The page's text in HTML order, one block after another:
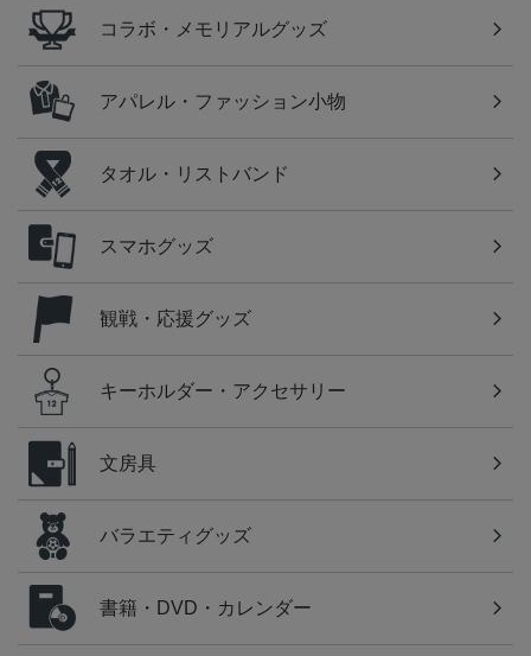
コラボ・メモリアルグッズ
アパレル・ファッション小物
タオル・リストバンド
スマホグッズ
観戦・応援グッズ
キーホルダー・アクセサリー
文房具
バラエティグッズ
書籍・DVD・カレンダー